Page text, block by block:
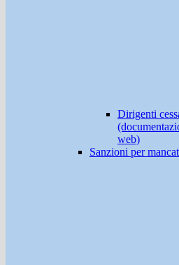
Dirigenti
web)
Sanzioni per